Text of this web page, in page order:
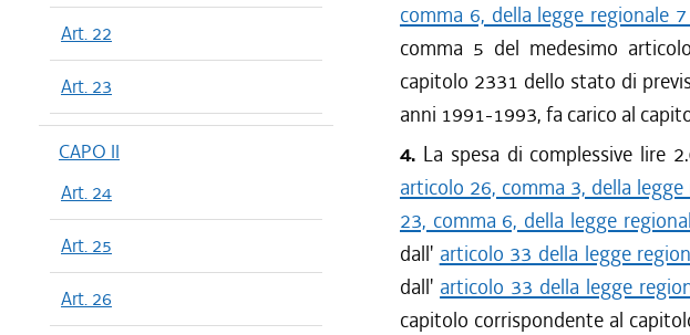
Art. 22
Art. 23
CAPO II
Art. 24
Art. 25
Art. 26
comma 6, della legge regionale
comma 5 del medesimo
capitolo 2331 dello stato di
anni 1991-1993, fa carico al
4. La spesa di complessive lire
articolo 26, comma 3, della
23, comma 6, della legge
dall' articolo 33 della legge
dall' articolo 33 della legge
capitolo corrispondente al